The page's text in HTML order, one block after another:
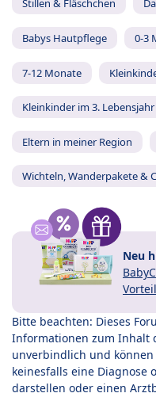
Stillen & Fläschchen
Babys Hautpflege 0-3
7-12 Monate
Kleinkinder im 3. Lebensjahr
Eltern in meiner Region
Wichteln, Wanderpakete &
Neu
Bitte beachten: Dieses
Informationen zum Inhalt
unverbindlich und
keinesfalls eine Diagnose
darstellen oder einen